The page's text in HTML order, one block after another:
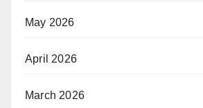
May 2026
April 2026
March 2026